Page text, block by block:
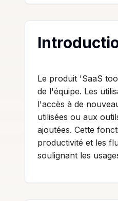
Le produit 'SaaS
de l'équipe. Les
l'accès à de
utilisées ou aux
ajoutées. Cette
productivité et les
soulignant les